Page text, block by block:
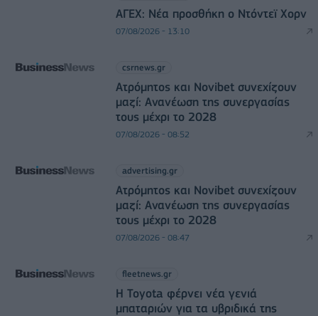
ΑΓΕΧ: Νέα προσθήκη ο Ντόντεϊ Χορν
07/08/2026 - 13:10
csrnews.gr
Ατρόμητος και Novibet συνεχίζουν
μαζί: Ανανέωση της συνεργασίας
τους μέχρι το 2028
07/08/2026 - 08:52
advertising.gr
Ατρόμητος και Novibet συνεχίζουν
μαζί: Ανανέωση της συνεργασίας
τους μέχρι το 2028
07/08/2026 - 08:47
fleetnews.gr
Η Toyota φέρνει νέα γενιά
μπαταριών για τα υβριδικά της